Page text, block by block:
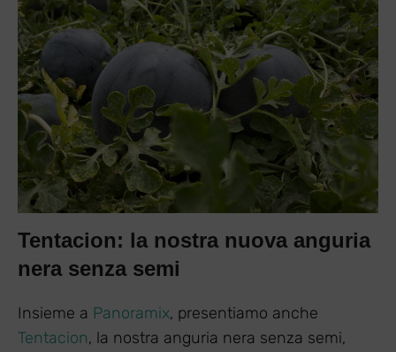
Tentacion: la nostra nuova anguria
nera senza semi
Insieme a Panoramix, presentiamo anche
Tentacion, la nostra anguria nera senza semi,